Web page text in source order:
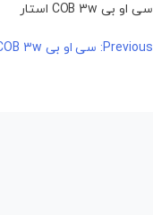
سی او بی COB 3w استار
راهبری
Previous: سی او بی COB 3w استار